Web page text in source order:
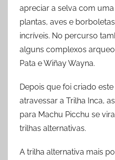
apreciar a selva com
plantas, aves e
incríveis. No percurso
alguns complexos
Pata e Wiñay Wayna.
Depois que foi criado
atravessar a Trilha Inca,
para Machu Picchu se
trilhas alternativas.
A trilha alternativa mais